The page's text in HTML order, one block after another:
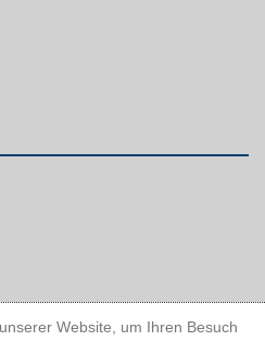
Website, um Ihren Besuch